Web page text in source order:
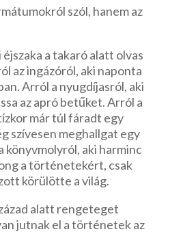
szól, hanem az
a takaró alatt olvas
az ingázóról, aki naponta
Arról a nyugdíjasról, aki
az apró betűket. Arról a
már túl fáradt egy
szívesen meghallgat egy
könyvmolyról, aki harminc
a történetekért, csak
körülötte a világ.
alatt rengeteget
jutnak el a történetek az